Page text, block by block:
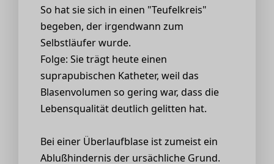
So hat sie sich in einen "Teufelkreis"
begeben, der irgendwann zum
Selbstläufer wurde.
Folge: Sie trägt heute einen
suprapubischen Katheter, weil das
Blasenvolumen so gering war, dass die
Lebensqualität deutlich gelitten hat.
Bei einer Überlaufblase ist zumeist ein
Ablußhindernis der ursächliche Grund.